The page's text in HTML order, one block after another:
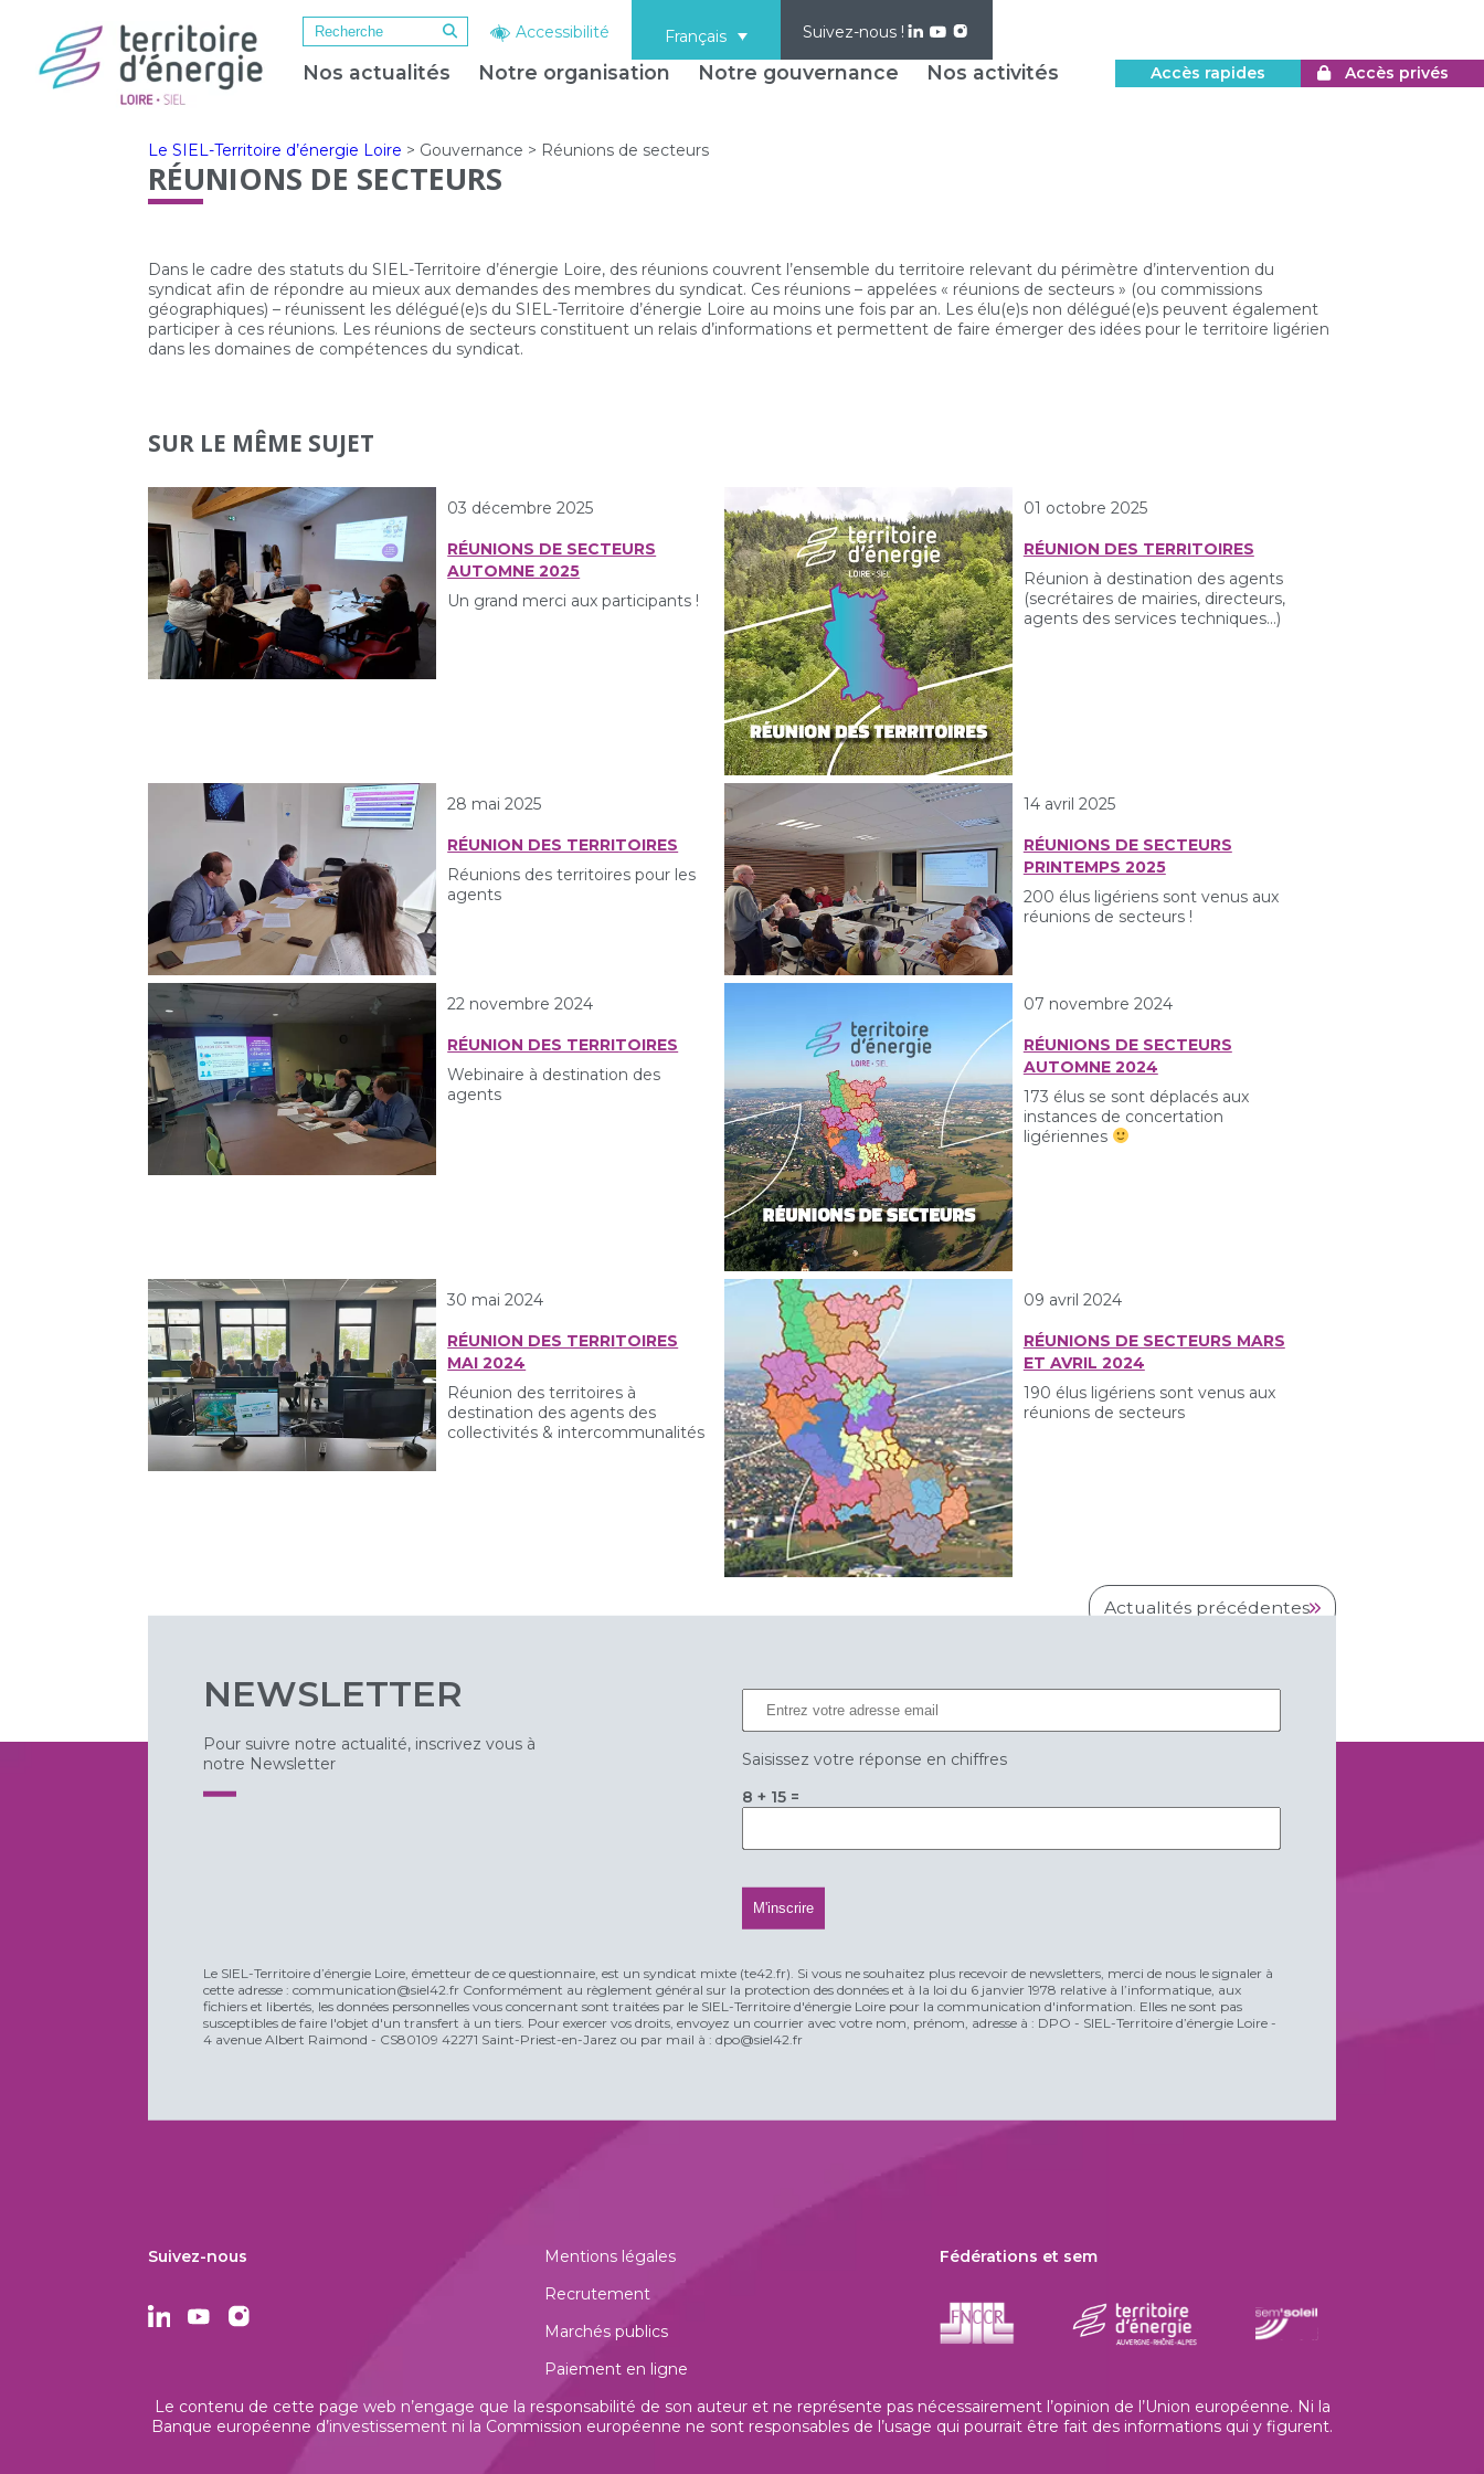
Accessibilité Français Suivez-nous !
Nos actualités Notre organisation Notre gouvernance Nos activités Accès rapides Accès privés
Le SIEL-Territoire d’énergie Loire > Gouvernance > Réunions de secteurs
RÉUNIONS DE SECTEURS
Dans le cadre des statuts du SIEL-Territoire d’énergie Loire, des réunions couvrent l’ensemble du territoire relevant du périmètre d’intervention du
syndicat afin de répondre au mieux aux demandes des membres du syndicat. Ces réunions – appelées « réunions de secteurs » (ou commissions
géographiques) – réunissent les délégué(e)s du SIEL-Territoire d’énergie Loire au moins une fois par an. Les élu(e)s non délégué(e)s peuvent également
participer à ces réunions. Les réunions de secteurs constituent un relais d’informations et permettent de faire émerger des idées pour le territoire ligérien
dans les domaines de compétences du syndicat.
SUR LE MÊME SUJET
03 décembre 2025
RÉUNIONS DE SECTEURS
AUTOMNE 2025
Un grand merci aux participants !
01 octobre 2025
RÉUNION DES TERRITOIRES
Réunion à destination des agents
(secrétaires de mairies, directeurs,
agents des services techniques...)
28 mai 2025
RÉUNION DES TERRITOIRES
Réunions des territoires pour les
agents
14 avril 2025
RÉUNIONS DE SECTEURS
PRINTEMPS 2025
200 élus ligériens sont venus aux
réunions de secteurs !
22 novembre 2024
RÉUNION DES TERRITOIRES
Webinaire à destination des
agents
07 novembre 2024
RÉUNIONS DE SECTEURS
AUTOMNE 2024
173 élus se sont déplacés aux
instances de concertation
ligériennes
30 mai 2024
RÉUNION DES TERRITOIRES
MAI 2024
Réunion des territoires à
destination des agents des
collectivités & intercommunalités
09 avril 2024
RÉUNIONS DE SECTEURS MARS
ET AVRIL 2024
190 élus ligériens sont venus aux
réunions de secteurs
Actualités précédentes
NEWSLETTER
Pour suivre notre actualité, inscrivez vous à
notre Newsletter
Saisissez votre réponse en chiffres
8 + 15 =
Le SIEL-Territoire d’énergie Loire, émetteur de ce questionnaire, est un syndicat mixte (te42.fr). Si vous ne souhaitez plus recevoir de newsletters, merci de nous le signaler à
cette adresse : communication@siel42.fr Conformément au règlement général sur la protection des données et à la loi du 6 janvier 1978 relative à l’informatique, aux
fichiers et libertés, les données personnelles vous concernant sont traitées par le SIEL-Territoire d'énergie Loire pour la communication d'information. Elles ne sont pas
susceptibles de faire l'objet d'un transfert à un tiers. Pour exercer vos droits, envoyez un courrier avec votre nom, prénom, adresse à : DPO - SIEL-Territoire d’énergie Loire -
4 avenue Albert Raimond - CS80109 42271 Saint-Priest-en-Jarez ou par mail à : dpo@siel42.fr
Suivez-nous
Mentions légales
Recrutement
Marchés publics
Paiement en ligne
Fédérations et sem
Le contenu de cette page web n’engage que la responsabilité de son auteur et ne représente pas nécessairement l’opinion de l’Union européenne. Ni la
Banque européenne d’investissement ni la Commission européenne ne sont responsables de l’usage qui pourrait être fait des informations qui y figurent.